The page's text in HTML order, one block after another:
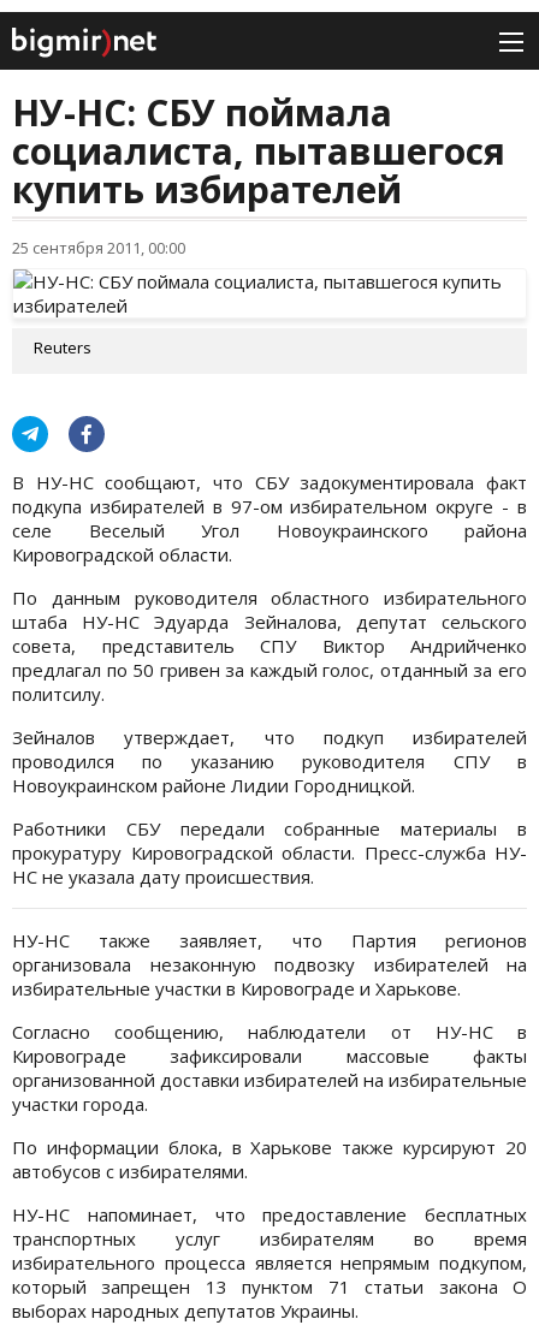
НУ-НС: СБУ поймала
социалиста, пытавшегося
купить избирателей
25 сентября 2011, 00:00
Reuters
В НУ-НС сообщают, что СБУ задокументировала факт
подкупа избирателей в 97-ом избирательном округе - в
селе Веселый Угол Новоукраинского района
Кировоградской области.
По данным руководителя областного избирательного
штаба НУ-НС Эдуарда Зейналова, депутат сельского
совета, представитель СПУ Виктор Андрийченко
предлагал по 50 гривен за каждый голос, отданный за его
политсилу.
Зейналов утверждает, что подкуп избирателей
проводился по указанию руководителя СПУ в
Новоукраинском районе Лидии Городницкой.
Работники СБУ передали собранные материалы в
прокуратуру Кировоградской области. Пресс-служба НУ-
НС не указала дату происшествия.
НУ-НС также заявляет, что Партия регионов
организовала незаконную подвозку избирателей на
избирательные участки в Кировограде и Харькове.
Согласно сообщению, наблюдатели от НУ-НС в
Кировограде зафиксировали массовые факты
организованной доставки избирателей на избирательные
участки города.
По информации блока, в Харькове также курсируют 20
автобусов с избирателями.
НУ-НС напоминает, что предоставление бесплатных
транспортных услуг избирателям во время
избирательного процесса является непрямым подкупом,
который запрещен 13 пунктом 71 статьи закона О
выборах народных депутатов Украины.